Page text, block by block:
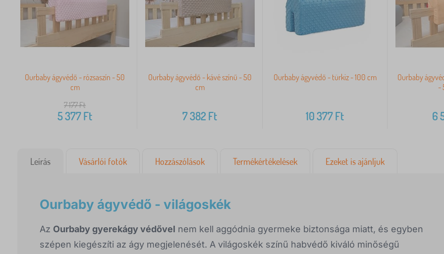
Ourbaby ágyvédő - rózsaszín - 50
cm
7 177Ft
5 377Ft
Ourbaby ágyvédő - kávé színű - 50
cm
7 382 Ft
Ourbaby ágyvédő - türkiz - 100 cm
10 377Ft
Ourbaby
-
6
Leírás Vásárlói fotók Hozzászólások Termékértékelések Ezeket is ajánljuk
Ourbaby ágyvédő - világoskék
Az Ourbaby gyerekágy védővel nem kell aggódnia gyermeke biztonsága miatt, és egyben
szépen kiegészíti az ágy megjelenését. A világoskék színű habvédő kiváló minőségű